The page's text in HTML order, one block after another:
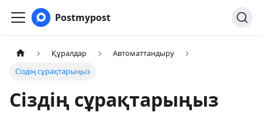
Postmypost
Құралдар
Автоматтандыру
Сіздің сұрақтарыңыз
Сіздің сұрақтарыңыз